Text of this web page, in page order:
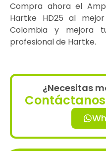
Compra ahora el
Hartke HD25 al
Colombia y mejora
profesional de Hartke.
¿Necesitas